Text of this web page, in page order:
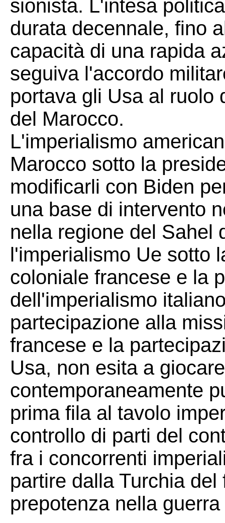
sionista. L'intesa
durata decennale, fino
capacità di una rapida
seguiva l'accordo
portava gli Usa al ruolo
del Marocco.
L'imperialismo
Marocco sotto la
modificarli con Biden
una base di intervento
nella regione del Sahel
l'imperialismo Ue sotto
coloniale francese e la
dell'imperialismo
partecipazione alla
francese e la
Usa, non esita a
contemporaneamente
prima fila al tavolo
controllo di parti del
fra i concorrenti
partire dalla Turchia
prepotenza nella